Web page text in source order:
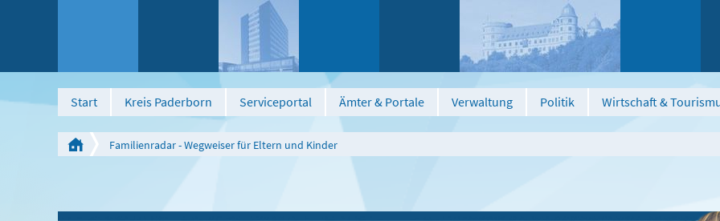
Start Kreis Paderborn Serviceportal Ämter & Portale Verwaltung Politik Wirtschaft &
Familienradar - Wegweiser für Eltern und Kinder